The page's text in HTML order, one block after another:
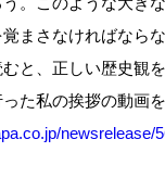
覚まさなければなら
と、正しい歴史観
た私の挨拶の動画
newsrelease/